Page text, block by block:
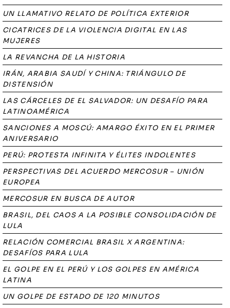
UN LLAMATIVO RELATO DE POLÍTICA EXTERIOR
CICATRICES DE LA VIOLENCIA DIGITAL EN LAS
MUJERES
LA REVANCHA DE LA HISTORIA
IRÁN, ARABIA SAUDÍ Y CHINA: TRIÁNGULO DE
DISTENSIÓN
LAS CÁRCELES DE EL SALVADOR: UN DESAFÍO PARA
LATINOAMÉRICA
SANCIONES A MOSCÚ: AMARGO ÉXITO EN EL PRIMER
ANIVERSARIO
PERÚ: PROTESTA INFINITA Y ÉLITES INDOLENTES
PERSPECTIVAS DEL ACUERDO MERCOSUR – UNIÓN
EUROPEA
MERCOSUR EN BUSCA DE AUTOR
BRASIL, DEL CAOS A LA POSIBLE CONSOLIDACIÓN DE
LULA
RELACIÓN COMERCIAL BRASIL X ARGENTINA:
DESAFÍOS PARA LULA
EL GOLPE EN EL PERÚ Y LOS GOLPES EN AMÉRICA
LATINA
UN GOLPE DE ESTADO DE 120 MINUTOS